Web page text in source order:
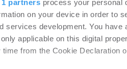
partners process your personal
on your device in order to
services development. You
applicable on this digital
time from the Cookie Declaration
den ganzen Artikel Wenn noch
erstellen Sie sich jetzt Ihren
um auf die neusten ...